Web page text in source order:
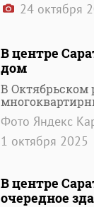
24 октября
В центре
дом
В Октябрьском
Фото Яндекс
1 октября 2025
В центре
очередное